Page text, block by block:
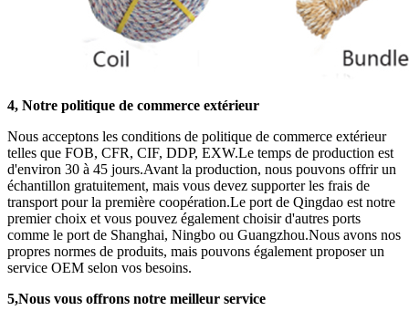
4, Notre politique de commerce extérieur
Nous acceptons les conditions de politique de commerce extérieur
telles que FOB, CFR, CIF, DDP, EXW.Le temps de production est
d'environ 30 à 45 jours.Avant la production, nous pouvons offrir un
échantillon gratuitement, mais vous devez supporter les frais de
transport pour la première coopération.Le port de Qingdao est notre
premier choix et vous pouvez également choisir d'autres ports
comme le port de Shanghai, Ningbo ou Guangzhou.Nous avons nos
propres normes de produits, mais pouvons également proposer un
service OEM selon vos besoins.
5,Nous vous offrons notre meilleur service